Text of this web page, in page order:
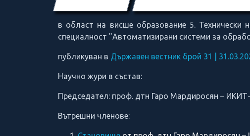
в област на висше образование 5. Технически
специалност "Автоматизирани системи за
публикуван в Държавен вестник брой 31 |
Научно жури в състав:
Председател: проф. дтн Гаро Мардиросян –
Вътрешни членове: